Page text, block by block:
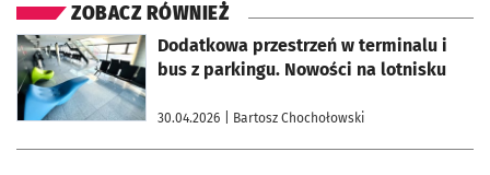
ZOBACZ RÓWNIEŻ
Dodatkowa przestrzeń w terminalu i
bus z parkingu. Nowości na lotnisku
30.04.2026 | Bartosz Chochołowski
otworzy się w nowej karcie